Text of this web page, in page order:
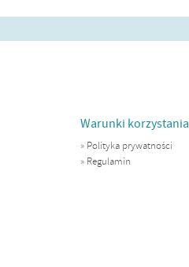
Warunki korzystania
» Polityka prywatności
» Regulamin